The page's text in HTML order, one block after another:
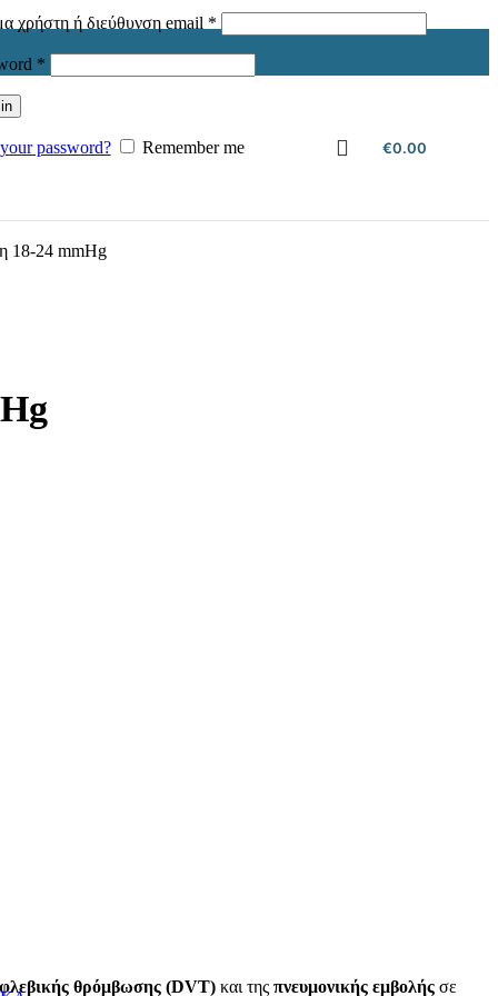
χρήστη ή διεύθυνση email *Απαιτείται
*Απαιτείται
password? Remember me €0.00
18-24 mmHg
θρόμβωσης (DVT) και της πνευμονικής εμβολής σε